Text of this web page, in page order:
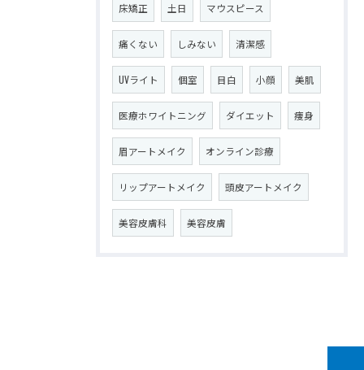
床矯正 土日 マウスピース
痛くない しみない 清潔感
UVライト 個室 目白 小顔 美肌
医療ホワイトニング ダイエット 痩身
眉アートメイク オンライン診療
リップアートメイク 頭皮アートメイク
美容皮膚科 美容皮膚